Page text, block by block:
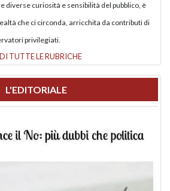
diverse curiosità e sensibilità del pubblico, è
che ci circonda, arricchita da contributi di
privilegiati.
TUTTE LE RUBRICHE
L'EDITORIALE